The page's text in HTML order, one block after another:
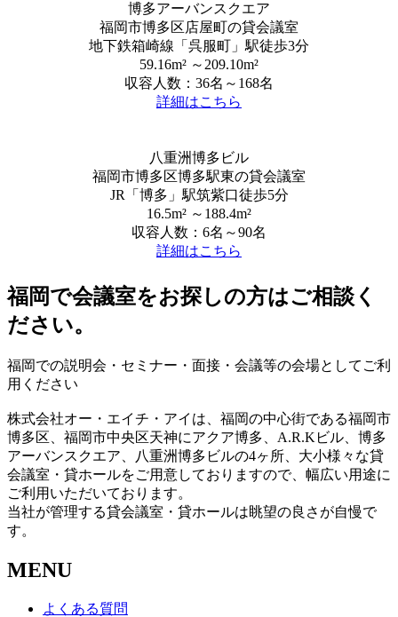
博多アーバンスクエア
福岡市博多区店屋町の貸会議室
地下鉄箱崎線「呉服町」駅徒歩3分
59.16m² ～209.10m²
収容人数：36名～168名
詳細はこちら
八重洲博多ビル
福岡市博多区博多駅東の貸会議室
JR「博多」駅筑紫口徒歩5分
16.5m² ～188.4m²
収容人数：6名～90名
詳細はこちら
福岡で会議室をお探しの方はご相談く
ださい。
福岡での説明会・セミナー・面接・会議等の会場としてご利
用ください
株式会社オー・エイチ・アイは、福岡の中心街である福岡市
博多区、福岡市中央区天神にアクア博多、A.R.Kビル、博多
アーバンスクエア、八重洲博多ビルの4ヶ所、大小様々な貸
会議室・貸ホールをご用意しておりますので、幅広い用途に
ご利用いただいております。
当社が管理する貸会議室・貸ホールは眺望の良さが自慢で
す。
MENU
よくある質問